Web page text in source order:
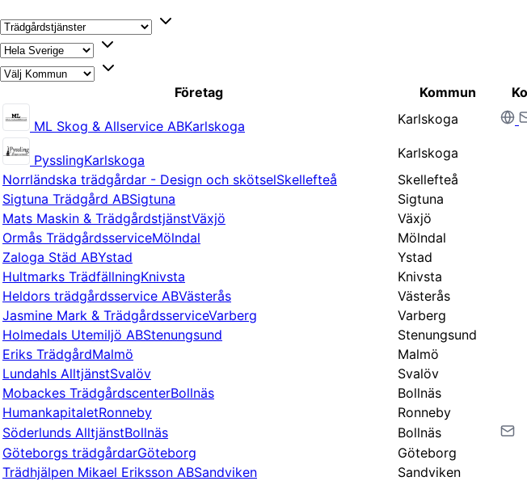
Företag Kommun
ML Skog & Allservice ABKarlskoga Karlskoga
PysslingKarlskoga Karlskoga
Norrländska trädgårdar - Design och skötselSkellefteå Skellefteå
Sigtuna Trädgård ABSigtuna Sigtuna
Mats Maskin & TrädgårdstjänstVäxjö Växjö
Ormås TrädgårdsserviceMölndal Mölndal
Zaloga Städ ABYstad Ystad
Hultmarks TrädfällningKnivsta Knivsta
Heldors trädgårdsservice ABVästerås Västerås
Jasmine Mark & TrädgårdsserviceVarberg Varberg
Holmedals Utemiljö ABStenungsund Stenungsund
Eriks TrädgårdMalmö Malmö
Lundahls AlltjänstSvalöv Svalöv
Mobackes TrädgårdscenterBollnäs Bollnäs
HumankapitaletRonneby Ronneby
Söderlunds AlltjänstBollnäs Bollnäs
Göteborgs trädgårdarGöteborg Göteborg
Trädhjälpen Mikael Eriksson ABSandviken Sandviken